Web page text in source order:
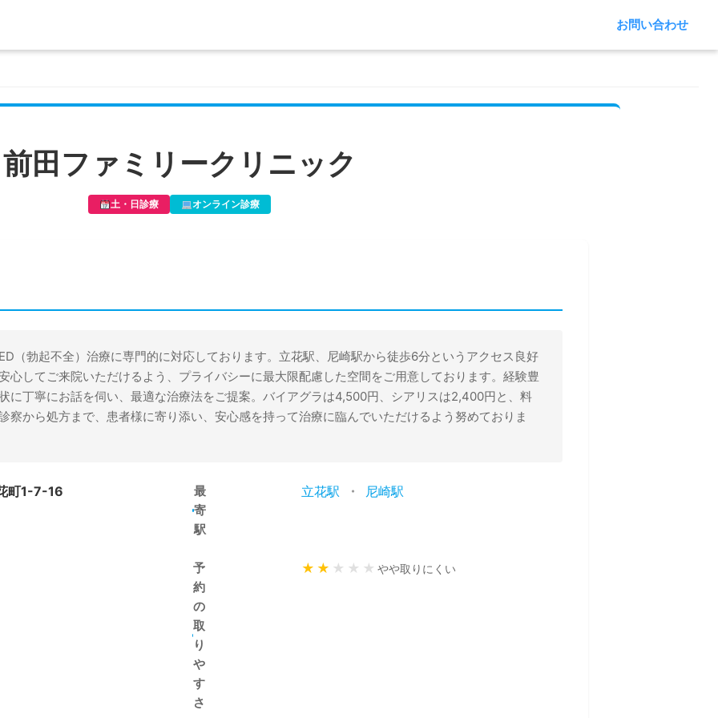
お問い合わせ
前田ファミリークリニック
土・日診療 オンライン診療
（勃起不全）治療に専門的に対応しております。立花駅、尼崎駅から徒歩6分というアクセス良好
心してご来院いただけるよう、プライバシーに最大限配慮した空間をご用意しております。経験豊
に丁寧にお話を伺い、最適な治療法をご提案。バイアグラは4,500円、シアリスは2,400円と、料
察から処方まで、患者様に寄り添い、安心感を持って治療に臨んでいただけるよう努めておりま
町1-7-16
最
寄
駅
立花駅 ・ 尼崎駅
予
約
の
取
り
や
す
さ
★ ★ ★ ★ ★ やや取りにくい